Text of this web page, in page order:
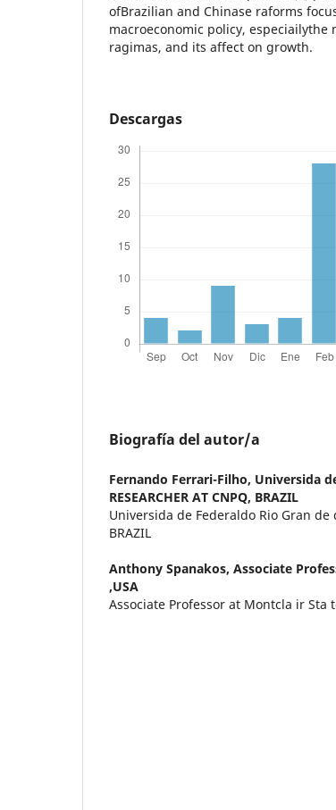
ofBrazilian and Chinase raforms
macroeconomic policy, especiailythe
ragimas, and its affect on growth.
Descargas
Biografía del autor/a
Fernando Ferrari-Filho, Universida
RESEARCHER AT CNPQ, BRAZIL
Universida de Federaldo Rio Gran de
BRAZIL
Anthony Spanakos, Associate
,USA
Associate Professor at Montcla ir Sta